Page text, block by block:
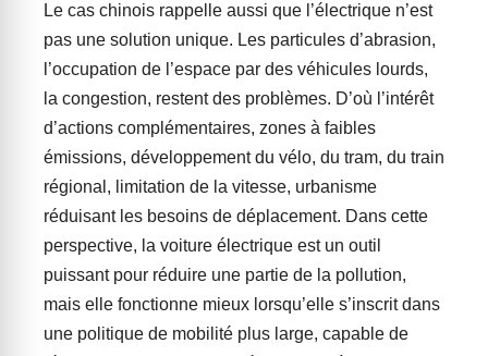
Le cas chinois rappelle aussi que l’électrique n’est
pas une solution unique. Les particules d’abrasion,
l’occupation de l’espace par des véhicules lourds,
la congestion, restent des problèmes. D’où l’intérêt
d’actions complémentaires, zones à faibles
émissions, développement du vélo, du tram, du train
régional, limitation de la vitesse, urbanisme
réduisant les besoins de déplacement. Dans cette
perspective, la voiture électrique est un outil
puissant pour réduire une partie de la pollution,
mais elle fonctionne mieux lorsqu’elle s’inscrit dans
une politique de mobilité plus large, capable de